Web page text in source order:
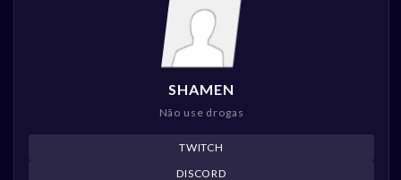
SHAMEN
Não use drogas
TWITCH
DISCORD